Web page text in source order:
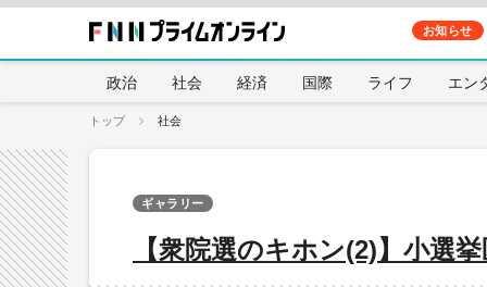
お知らせ
政治 社会 経済 国際 ライフ エン
トップ 社会
【衆院選のキホン(2)】小選
ギャラリー